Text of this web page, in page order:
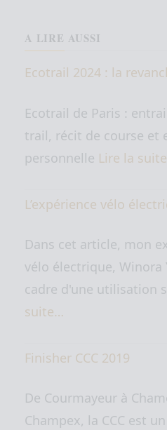
A LIRE AUSSI
Ecotrail 2024 : la
Ecotrail de Paris :
trail, récit de course et
personnelle Lire la
L’expérience vélo
Dans cet article, mon
vélo électrique, Winora
cadre d'une utilisation
suite…
Finisher CCC 2019
De Courmayeur à
Champex, la CCC est